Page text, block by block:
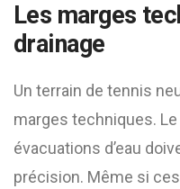
Les marges
drainage
Un terrain de tennis
marges techniques.
évacuations d’eau
précision. Même si